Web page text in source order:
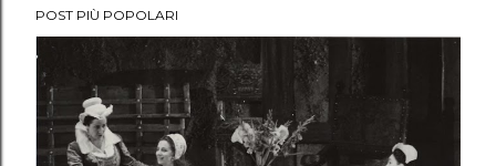
POST PIÙ POPOLARI